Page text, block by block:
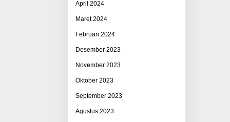
April 2024
Maret 2024
Februari 2024
Desember 2023
November 2023
Oktober 2023
September 2023
Agustus 2023